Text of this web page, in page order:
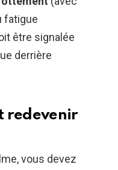
fatigue
être signalée
derrière
redevenir
vous devez